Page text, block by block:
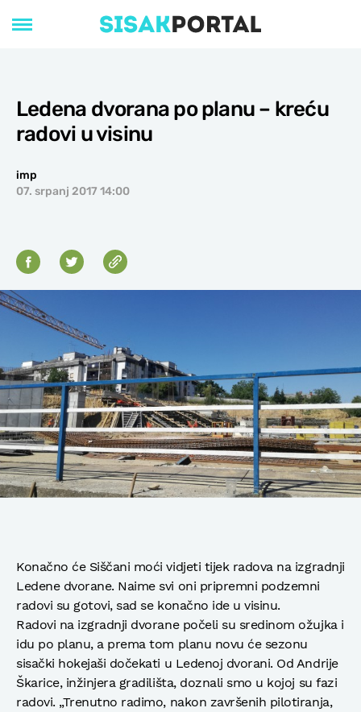
Ledena dvorana po planu – kreću
radovi u visinu
imp
07. srpanj 2017 14:00
Konačno će Siščani moći vidjeti tijek radova na izgradnji
Ledene dvorane. Naime svi oni pripremni podzemni
radovi su gotovi, sad se konačno ide u visinu.
Radovi na izgradnji dvorane počeli su sredinom ožujka i
idu po planu, a prema tom planu novu će sezonu
sisački hokejaši dočekati u Ledenoj dvorani. Od Andrije
Škarice, inžinjera gradilišta, doznali smo u kojoj su fazi
radovi. „Trenutno radimo, nakon završenih pilotiranja,